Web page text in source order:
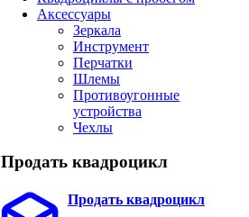
Аксессуары
Зеркала
Инструмент
Перчатки
Шлемы
Противоугонные
устройства
Чехлы
Продать квадроцикл
Продать квадроцикл